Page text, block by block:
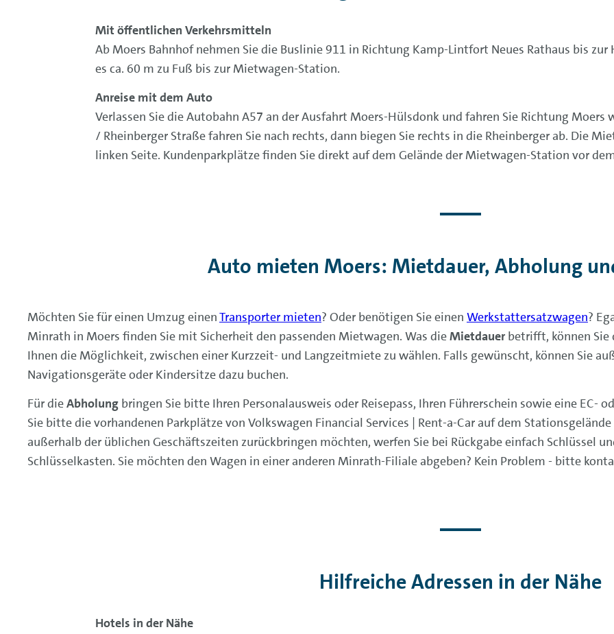
Mit öffentlichen Verkehrsmitteln
Ab Moers Bahnhof nehmen Sie die Buslinie 911 in Richtung Kamp-Lintfort Neues Rathaus bis
es ca. 60 m zu Fuß bis zur Mietwagen-Station.
Anreise mit dem Auto
Verlassen Sie die Autobahn A57 an der Ausfahrt Moers-Hülsdonk und fahren Sie Richtung Moers
/ Rheinberger Straße fahren Sie nach rechts, dann biegen Sie rechts in die Rheinberger ab. Die
linken Seite. Kundenparkplätze finden Sie direkt auf dem Gelände der Mietwagen-Station vor
Auto mieten Moers: Mietdauer, Abholung
Möchten Sie für einen Umzug einenTransporter mieten? Oder benötigen Sie einen Werkstattersatzwagen?
Minrath in Moers finden Sie mit Sicherheit den passenden Mietwagen. Was dieMietdauer betrifft, können
Ihnen die Möglichkeit, zwischen einer Kurzzeit- und Langzeitmiete zu wählen. Falls gewünscht, können Sie
Navigationsgeräte oder Kindersitze dazu buchen.
Für dieAbholung bringen Sie bitte Ihren Personalausweis oder Reisepass, Ihren Führerschein sowie eine EC-
Sie bitte die vorhandenen Parkplätze von Volkswagen Financial Services | Rent-a-Car auf dem
außerhalb der üblichen Geschäftszeiten zurückbringen möchten, werfen Sie bei Rückgabe einfach Schlüssel
Schlüsselkasten. Sie möchten den Wagen in einer anderen Minrath-Filiale abgeben? Kein Problem - bitte
Hilfreiche Adressen in der Nähe
Hotels in der Nähe